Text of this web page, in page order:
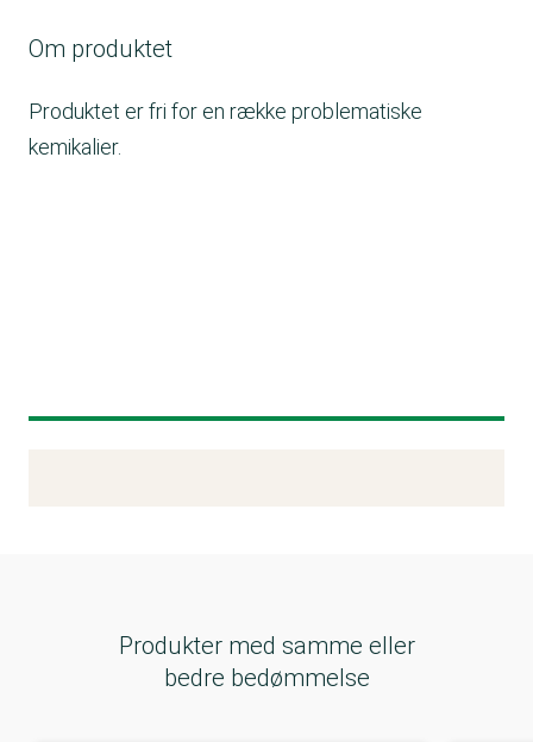
Om produktet
Produktet er fri for en række problematiske
kemikalier.
Produkter med samme eller
bedre bedømmelse